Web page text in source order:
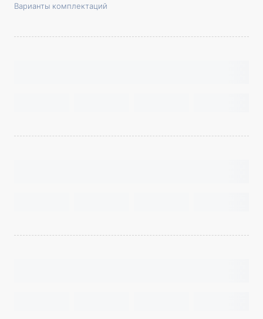
Варианты комплектаций